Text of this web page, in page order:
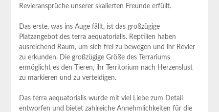
Revieransprüche unserer skalierten Freunde erfüllt.
Das erste, was ins Auge fällt, ist das großzügige
Platzangebot des terra aequatorialis. Reptilien haben
ausreichend Raum, um sich frei zu bewegen und ihr Revier
zu erkunden. Die großzügige Größe des Terrariums
ermöglicht es den Tieren, ihr Territorium nach Herzenslust
zu markieren und zu verteidigen.
Das terra aequatorialis wurde mit viel Liebe zum Detail
entworfen und bietet zahlreiche Annehmlichkeiten für die